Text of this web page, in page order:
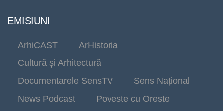
EMISIUNI
ArhiCAST
ArHistoria
Cultură și Arhitectură
Documentarele SensTV
Sens Național
News Podcast
Poveste cu Oreste